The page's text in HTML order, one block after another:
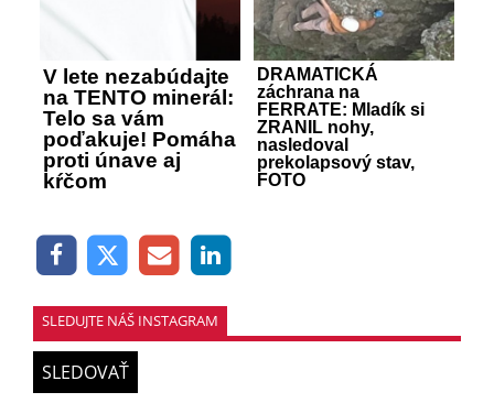
V lete nezabúdajte
na TENTO minerál:
Telo sa vám
poďakuje! Pomáha
proti únave aj
kŕčom
DRAMATICKÁ
záchrana na
FERRATE: Mladík si
ZRANIL nohy,
nasledoval
prekolapsový stav,
FOTO
SLEDUJTE NÁŠ INSTAGRAM
SLEDOVAŤ